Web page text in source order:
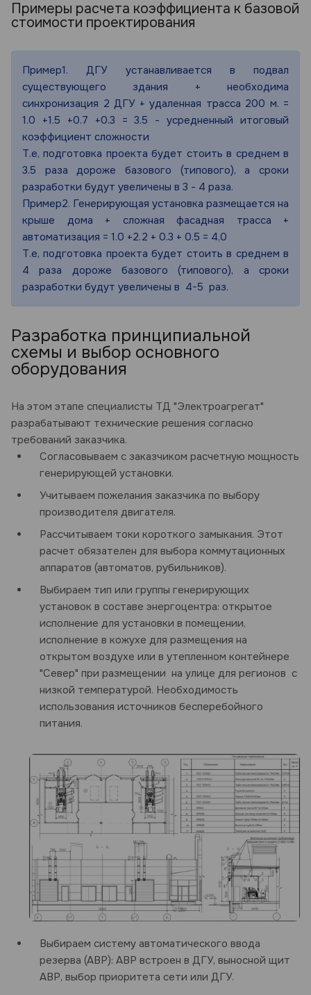
Примеры расчета коэффициента к базовой
стоимости проектирования
Пример1. ДГУ устанавливается в подвал
существующего здания + необходима
синхронизация 2 ДГУ + удаленная трасса 200 м. =
1.0 +1.5 +0.7 +0.3 = 3.5 - усредненный итоговый
коэффициент сложности
Т.е, подготовка проекта будет стоить в среднем в
3.5 раза дороже базового (типового), а сроки
разработки будут увеличены в 3 - 4 раза.
Пример2. Генерирующая установка размещается на
крыше дома + сложная фасадная трасса +
автоматизация = 1.0 +2.2 + 0.3 + 0.5 = 4,0
Т.е, подготовка проекта будет стоить в среднем в
4 раза дороже базового (типового), а сроки
разработки будут увеличены в 4-5 раз.
Разработка принципиальной
схемы и выбор основного
оборудования
На этом этапе специалисты ТД "Электроагрегат"
разрабатывают технические решения согласно
требований заказчика.
Согласовываем с заказчиком расчетную мощность
генерирующей установки.
Учитываем пожелания заказчика по выбору
производителя двигателя.
Рассчитываем токи короткого замыкания. Этот
расчет обязателен для выбора коммутационных
аппаратов (автоматов, рубильников).
Выбираем тип или группы генерирующих
установок в составе энергоцентра: открытое
исполнение для установки в помещении,
исполнение в кожухе для размещения на
открытом воздухе или в утепленном контейнере
"Север" при размещении на улице для регионов с
низкой температурой. Необходимость
использования источников бесперебойного
питания.
Выбираем систему автоматического ввода
резерва (АВР): АВР встроен в ДГУ, выносной щит
АВР, выбор приоритета сети или ДГУ.